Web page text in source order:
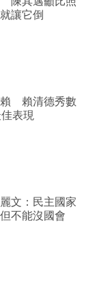
讓它倒
賴 賴清德秀數
表現
文：民主國家
不能沒國會